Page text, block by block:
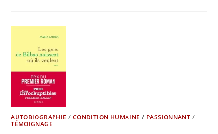
AUTOBIOGRAPHIE / CONDITION HUMAINE / PASSIONNANT /
TÉMOIGNAGE